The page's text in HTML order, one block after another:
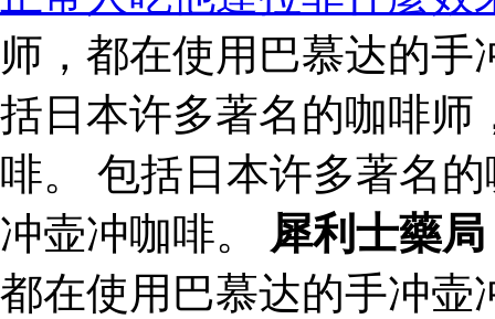
师，都在使用巴慕达的
括日本许多著名的咖啡师
啡。 包括日本许多著名
冲壶冲咖啡。 犀利士藥局
都在使用巴慕达的手冲壶